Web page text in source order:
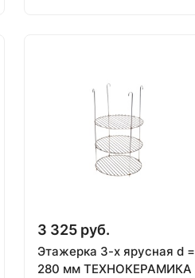
3 325 руб.
Этажерка 3-х ярусная d =
280 мм ТЕХНОКЕРАМИКА